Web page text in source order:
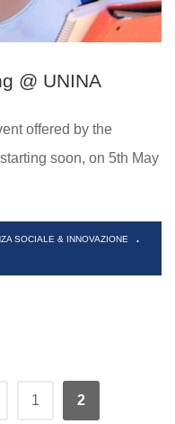
@ UNINA
offered by the
soon, on 5th May
SOCIALE & INNOVAZIONE .
1 2